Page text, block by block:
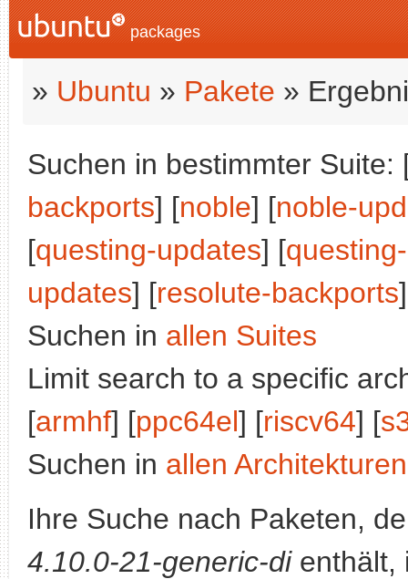
packages
» Ubuntu » Pakete »
Suchen in bestimmter Suite:
backports] [noble] [noble-
[questing-updates] [
updates] [resolute-backports
Suchen in allen Suites
Limit search to a specific
[armhf] [ppc64el] [riscv64] [
Suchen in allen Architekturen
Ihre Suche nach Paketen,
4.10.0-21-generic-dienthält,